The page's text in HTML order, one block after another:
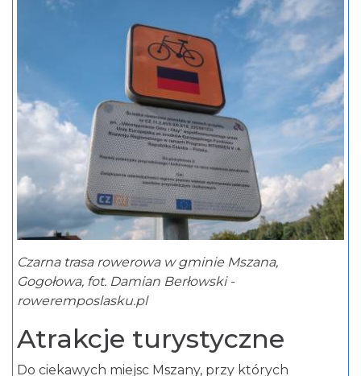
Czarna trasa rowerowa w gminie Mszana,
Gogołowa, fot. Damian Berłowski -
roweremposlasku.pl
Atrakcje turystyczne
Do ciekawych miejsc Mszany, przy których